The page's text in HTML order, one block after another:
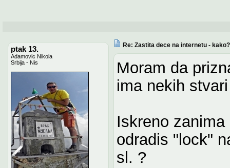
ptak 13.
Adamovic Nikola
Srbija - Nis
Re: Zastita dece na internetu - kako?
Moram da
ima nekih
Iskreno
odradis "lock"
sl. ?